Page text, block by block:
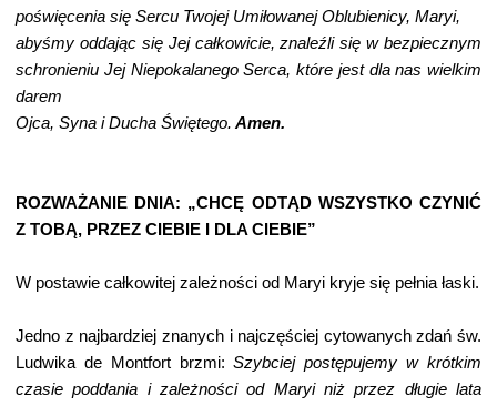
poświęcenia się Sercu Twojej Umiłowanej Oblubienicy, Maryi,
abyśmy oddając się Jej całkowicie, znaleźli się w bezpiecznym
schronieniu Jej Niepokalanego Serca, które jest dla nas wielkim
darem
Ojca, Syna i Ducha Świętego. Amen.
ROZWAŻANIE DNIA: „CHCĘ ODTĄD WSZYSTKO CZYNIĆ
Z TOBĄ, PRZEZ CIEBIE I DLA CIEBIE”
W postawie całkowitej zależności od Maryi kryje się pełnia łaski.
Jedno z najbardziej znanych i najczęściej cytowanych zdań św.
Ludwika de Montfort brzmi:Szybciej postępujemy w krótkim
czasie poddania i zależności od Maryi niż przez długie lata